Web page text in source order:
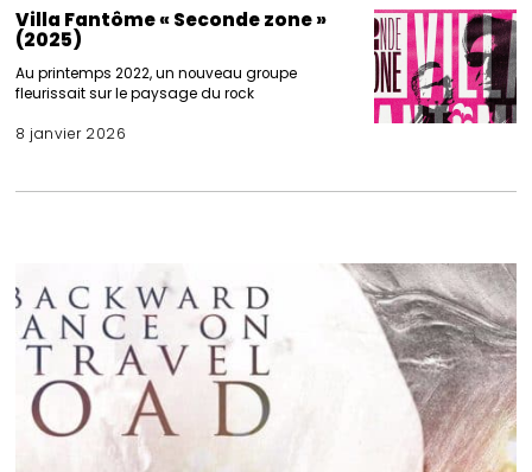
Villa Fantôme « Seconde zone »
(2025)
Au printemps 2022, un nouveau groupe
fleurissait sur le paysage du rock
8 janvier 2026